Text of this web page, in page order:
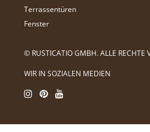
Terrassentüren
Fenster
© RUSTICATIO GMBH. ALLE RECHTE
WIR IN SOZIALEN MEDIEN